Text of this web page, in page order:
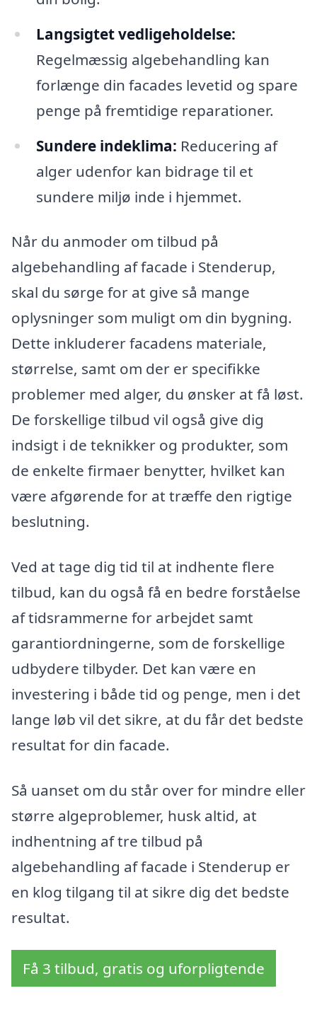
Langsigtet vedligeholdelse:
Regelmæssig algebehandling kan
forlænge din facades levetid og spare
penge på fremtidige reparationer.
Sundere indeklima: Reducering af
alger udenfor kan bidrage til et
sundere miljø inde i hjemmet.
Når du anmoder om tilbud på
algebehandling af facade i Stenderup,
skal du sørge for at give så mange
oplysninger som muligt om din bygning.
Dette inkluderer facadens materiale,
størrelse, samt om der er specifikke
problemer med alger, du ønsker at få løst.
De forskellige tilbud vil også give dig
indsigt i de teknikker og produkter, som
de enkelte firmaer benytter, hvilket kan
være afgørende for at træffe den rigtige
beslutning.
Ved at tage dig tid til at indhente flere
tilbud, kan du også få en bedre forståelse
af tidsrammerne for arbejdet samt
garantiordningerne, som de forskellige
udbydere tilbyder. Det kan være en
investering i både tid og penge, men i det
lange løb vil det sikre, at du får det bedste
resultat for din facade.
Så uanset om du står over for mindre eller
større algeproblemer, husk altid, at
indhentning af tre tilbud på
algebehandling af facade i Stenderup er
en klog tilgang til at sikre dig det bedste
resultat.
Få 3 tilbud, gratis og uforpligtende